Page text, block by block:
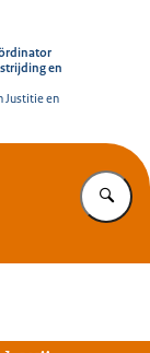
en
Justitie en